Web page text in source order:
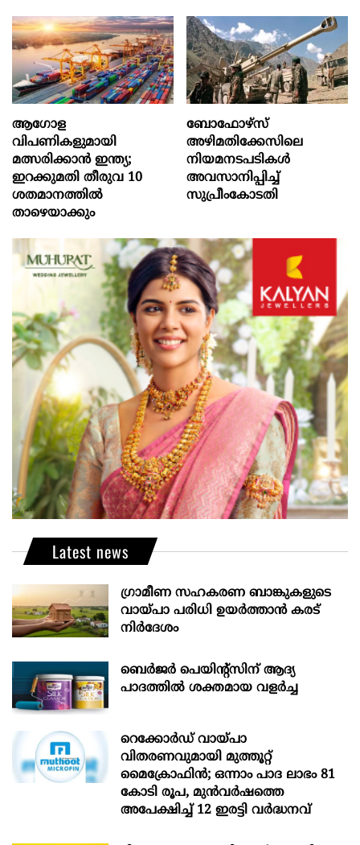
ആഗോള
വിപണികളുമായി
മത്സരിക്കാൻ ഇന്ത്യ;
ഇറക്കുമതി തീരുവ 10
ശതമാനത്തിൽ
താഴെയാക്കും
ബോഫോഴ്‌സ്
അഴിമതിക്കേസിലെ
നിയമനടപടികൾ
അവസാനിപ്പിച്ച്
സുപ്രീംകോടതി
Latest news
ഗ്രാമീണ സഹകരണ ബാങ്കുകളുടെ
വായ്പാ പരിധി ഉയർത്താൻ കരട്
നിർദേശം
ബെർജർ പെയിന്റ്സിന് ആദ്യ
പാദത്തിൽ ശക്തമായ വളർച്ച
റെക്കോർഡ് വായ്പാ
വിതരണവുമായി മുത്തൂറ്റ്
മൈക്രോഫിൻ; ഒന്നാം പാദ ലാഭം 81
കോടി രൂപ, മുൻവർഷത്തെ
അപേക്ഷിച്ച് 12 ഇരട്ടി വർദ്ധനവ്